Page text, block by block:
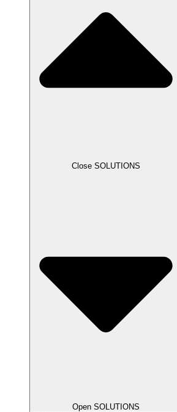
Close SOLUTIONS
Open SOLUTIONS